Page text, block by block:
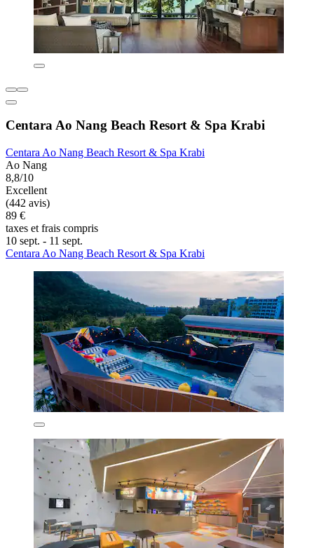
Centara Ao Nang Beach Resort & Spa Krabi
Centara Ao Nang Beach Resort & Spa Krabi
Ao Nang
8,8/10
Excellent
(442 avis)
89 €
taxes et frais compris
10 sept. - 11 sept.
Centara Ao Nang Beach Resort & Spa Krabi